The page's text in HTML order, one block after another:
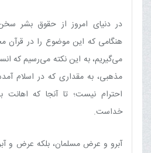
در دنیای امروز از حقوق بشر
هنگامی كه این موضوع را در قرآن
می‌گیریم، به این نكته می‌رسیم كه
مذهبی، به مقداری كه در اسلام
احترام نیست؛ تا آنجا كه اهانت
خداست.
آبرو و عرض مسلمان، بلكه عرض و